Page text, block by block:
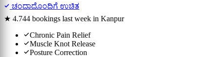
ಚಂದಾದೊಂದಿಗೆ ಉಚಿತ
★ 4.744 bookings last week in Kanpur
Chronic Pain Relief
Muscle Knot Release
Posture Correction